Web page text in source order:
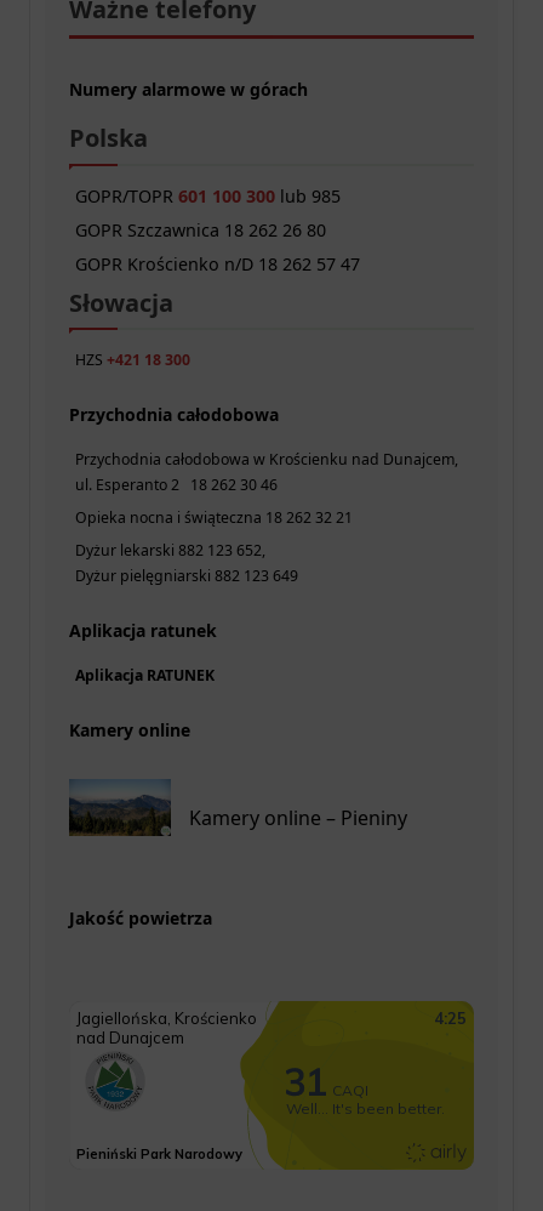
Ważne telefony
Numery alarmowe w górach
Polska
GOPR/TOPR601 100 300 lub 985
GOPR Szczawnica 18 262 26 80
GOPR Krościenko n/D 18 262 57 47
Słowacja
HZS +421 18 300
Przychodnia całodobowa
Przychodnia całodobowa w Krościenku nad Dunajcem,
ul. Esperanto 2 18 262 30 46
Opieka nocna i świąteczna 18 262 32 21
Dyżur lekarski 882 123 652,
Dyżur pielęgniarski 882 123 649
Aplikacja ratunek
Aplikacja RATUNEK
Kamery online
Kamery online – Pieniny
Jakość powietrza